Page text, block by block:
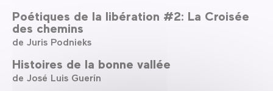
Poétiques de la libération #2: La Croisée
des chemins
de Juris Podnieks
Histoires de la bonne vallée
de José Luis Guerín